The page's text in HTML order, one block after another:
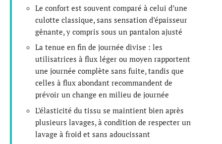
Le confort est souvent comparé à celui d’une
culotte classique, sans sensation d’épaisseur
gênante, y compris sous un pantalon ajusté
La tenue en fin de journée divise : les
utilisatrices à flux léger ou moyen rapportent
une journée complète sans fuite, tandis que
celles à flux abondant recommandent de
prévoir un change en milieu de journée
L’élasticité du tissu se maintient bien après
plusieurs lavages, à condition de respecter un
lavage à froid et sans adoucissant